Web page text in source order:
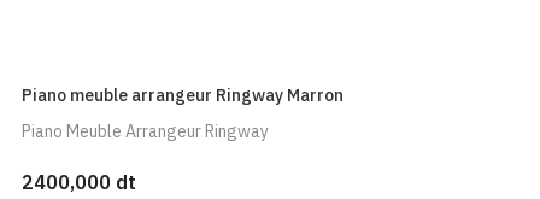
Piano meuble arrangeur Ringway Marron
Piano Meuble Arrangeur Ringway
2400,000 dt